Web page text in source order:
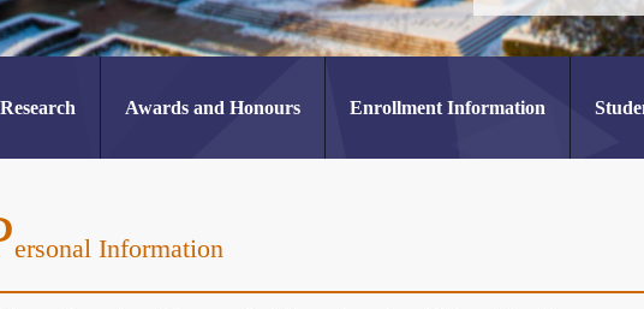
Awards and Honours Enrollment Information
Ersonal Information